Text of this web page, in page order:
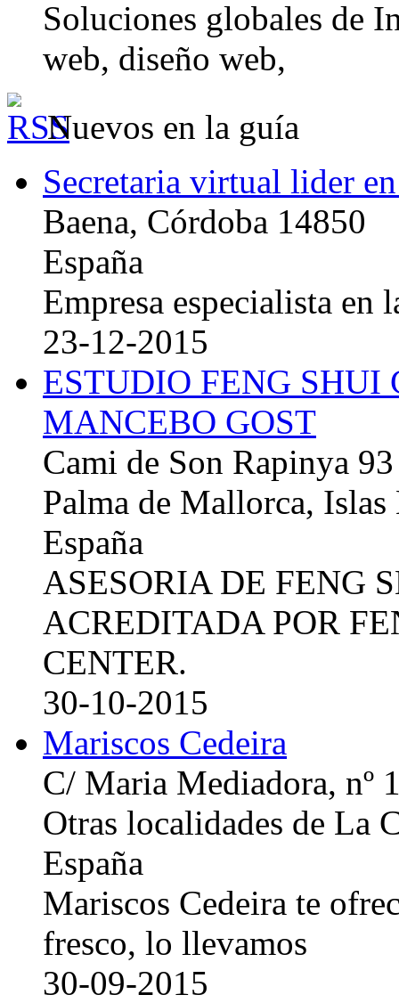
Soluciones globales de
web, diseño web,
Nuevos en la guía
Secretaria virtual lider
Baena, Córdoba 14850
España
Empresa especialista en
23-12-2015
ESTUDIO FENG
MANCEBO GOST
Cami de Son Rapinya 93
Palma de Mallorca, Islas
España
ASESORIA DE FENG
ACREDITADA POR
CENTER.
30-10-2015
Mariscos Cedeira
C/ Maria Mediadora, nº
Otras localidades de La
España
Mariscos Cedeira te
fresco, lo llevamos
30-09-2015